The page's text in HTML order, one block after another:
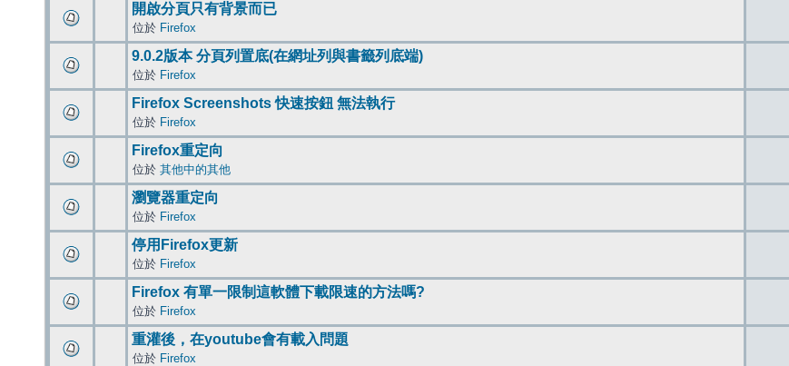
開啟分頁只有背景而已
位於 Firefox
9.0.2版本 分頁列置底(在網址列與書籤列底端)
位於 Firefox
Firefox Screenshots 快速按鈕 無法執行
位於 Firefox
Firefox重定向
位於 其他中的其他
瀏覽器重定向
位於 Firefox
停用Firefox更新
位於 Firefox
Firefox 有單一限制這軟體下載限速的方法嗎?
位於 Firefox
重灌後，在youtube會有載入問題
位於 Firefox